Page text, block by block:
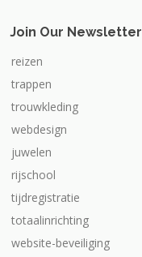
Join Our Newsletter
reizen
trappen
trouwkleding
webdesign
juwelen
rijschool
tijdregistratie
totaalinrichting
website-beveiliging